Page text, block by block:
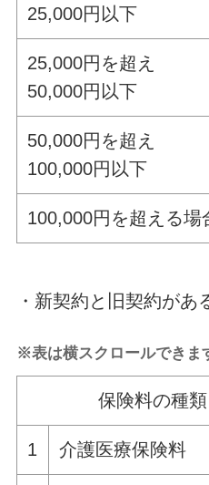
25,000円以下
25,000円を超え
50,000円以下
50,000円を超え
100,000円以下
100,000円を超える場
・新契約と旧契約があ
※表は横スクロールできま
保険料の種類
1 介護医療保険料